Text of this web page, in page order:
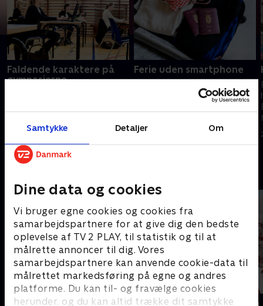
Samtykke Detaljer Om
Dine data og cookies
Vi bruger egne cookies og cookies fra
samarbejdspartnere for at give dig den bedste
oplevelse af TV 2 PLAY, til statistik og til at
målrette annoncer til dig. Vores
samarbejdspartnere kan anvende cookie-data til
målrettet markedsføring på egne og andres
platforme. Du kan til- og fravælge cookies
herunder, og du kan altid trække dit samtykke
Faldende karaktere på
gymnasierne
eksamenskarakterer, skriver
26. juni 2026 • 114 min
Ferie uden smartphone
rejse, hvor gæster ved
simpel telefon og et
25. juni 2026 • 115 min